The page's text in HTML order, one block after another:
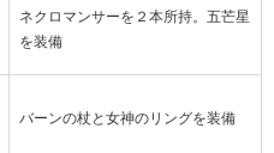
ネクロマンサーを２本所持。五芒星
を装備
バーンの杖と女神のリングを装備